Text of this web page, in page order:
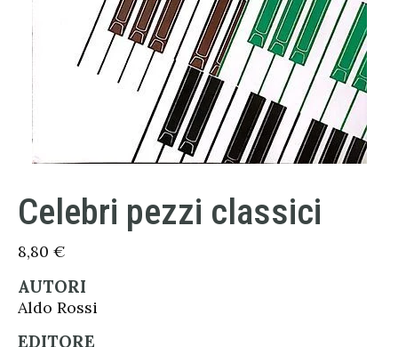
Celebri pezzi classici
8,80 €
AUTORI
Aldo Rossi
EDITORE